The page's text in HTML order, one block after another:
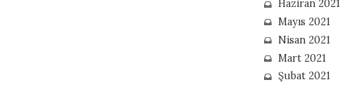
Haziran 2021
Mayıs 2021
Nisan 2021
Mart 2021
Şubat 2021